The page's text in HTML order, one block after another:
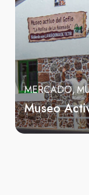
MERCADO
Museo